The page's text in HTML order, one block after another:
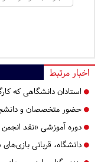
اخبار مرتبط
استادان دانشگاهی که
حضور متخصصان و
دوره آموزشی «نقد
دانشگاه، قربانی